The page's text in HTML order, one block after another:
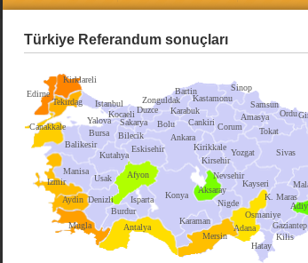
Türkiye Referandum sonuçları
Ankara
Kirklareli
Edirne
Tekirdag
Canakkale
Balikesir
Bursa
Istanbul
Kocaeli
Sakarya
Zonguldak
Bolu
Bilecik
Eskisehir
Kutahya
Manisa
Izmir
Aydin
Mugla
Denizli
Burdur
Usak Afyon
Isparta
Antalya
Konya
Mersin
Kirsehir
Cankiri
Kastamonu
Sinop
Corum
Yozgat
Nevsehir
Nigde
Adana
Hatay
K. Maras
Kayseri
Sivas
Tokat
Amasya
Samsun
Ordu
Gaziantep
Kirikkale
Karaman
Aksaray
Kilis
Duzce Karabuk
Bartin
Osmaniye
Yalova